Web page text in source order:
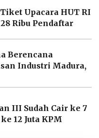
Upacara HUT RI
Ribu Pendaftar
Berencana
Industri Madura,
III Sudah Cair ke 7
12 Juta KPM